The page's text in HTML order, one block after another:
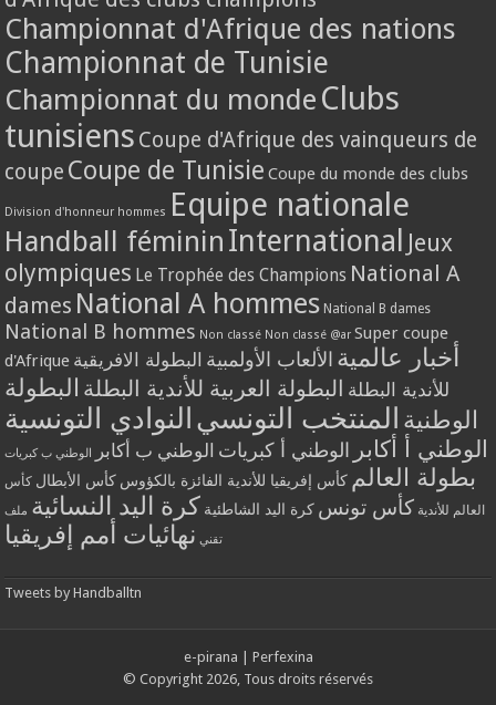
Championnat d'Afrique des nations
Championnat de Tunisie
Championnat du monde Clubs
tunisiens Coupe d'Afrique des vainqueurs de
coupe Coupe de Tunisie Coupe du monde des clubs
Division d'honneur hommes Equipe nationale
Handball féminin International Jeux
olympiques Le Trophée des Champions National A
dames National A hommes National B dames
National B hommes Non classé Non classé @ar Super coupe
d'Afrique
أخبار عالمية الألعاب الأولمبية البطولة الافريقية
للأندية البطلة البطولة العربية للأندية البطلة البطولة
الوطنية المنتخب التونسي النوادي التونسية
الوطني أ أكابر الوطني أ كبريات الوطني ب أكابر الوطني ب كبريات
بطولة العالم كأس إفريقيا للأندية الفائزة بالكؤوس كأس الأبطال كأس
العالم للأندية كأس تونس كرة اليد الشاطئية كرة اليد النسائية ملف
تقني نهائيات أمم إفريقيا
Tweets by Handballtn
e-pirana
Perfexina
© Copyright 2026, Tous droits réservés